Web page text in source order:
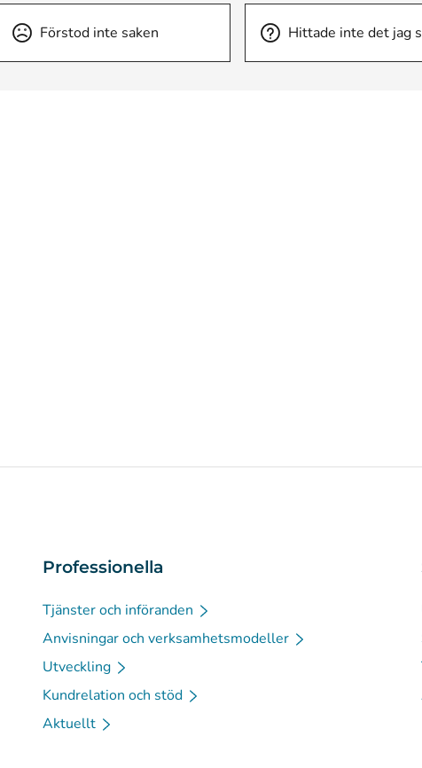
Förstod inte saken Hittade inte det jag
Professionella
Tjänster och införanden
Anvisningar och verksamhetsmodeller
Utveckling
Kundrelation och stöd
Aktuellt